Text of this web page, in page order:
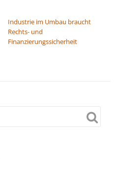
Industrie im Umbau braucht
Rechts- und
Finanzierungssicherheit